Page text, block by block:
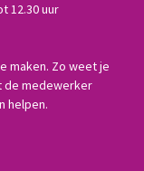
12.30 uur
maken. Zo weet je
de medewerker
helpen.